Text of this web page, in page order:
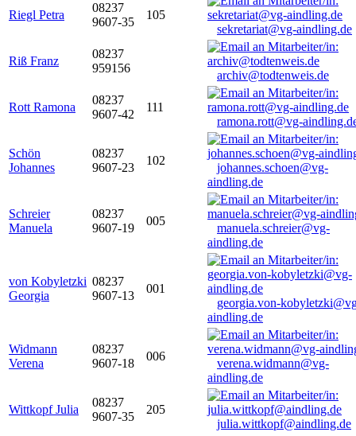
Riegl Petra
08237
9607-35
105
sekretariat@vg-aindling.de
Riß Franz
08237
959156
archiv@todtenweis.de
Rott Ramona
08237
9607-42
111
ramona.rott@vg-
Schön
Johannes
08237
9607-23
102
johannes.schoen@vg-
aindling.de
Schreier
Manuela
08237
9607-19
005
manuela.schreier@vg-
aindling.de
von Kobyletzki
Georgia
08237
9607-13
001
georgia.von-
aindling.de
Widmann
Verena
08237
9607-18
006
verena.widmann@vg-
aindling.de
Wittkopf Julia
08237
9607-35
205
julia.wittkopf@aindling.de